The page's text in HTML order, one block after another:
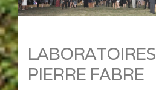
LABORATOIRES
PIERRE FABRE